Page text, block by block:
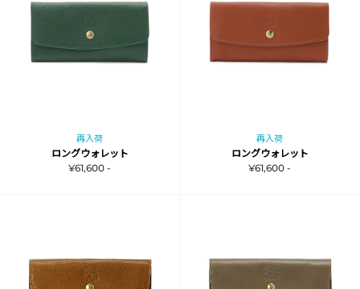
再入荷
ロングウォレット
¥61,600 -
再入荷
ロングウォレット
¥61,600 -